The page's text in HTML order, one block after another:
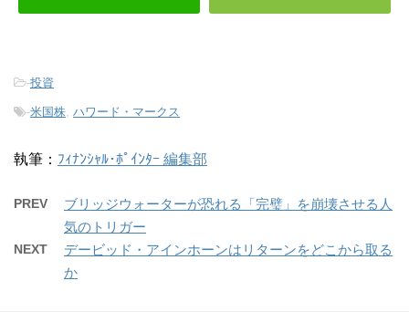
-投資
-米国株 ハワード・マークス
執筆： ﾌｨﾅﾝｼｬﾙ･ﾎﾟｲﾝﾀｰ 編集部
PREV
ブリッジウォーターが恐れる「完璧」を崩壊させる人
気のトリガー
NEXT
デービッド・アインホーンはリターンをどこから取る
か